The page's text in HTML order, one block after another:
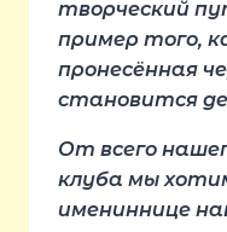
творческий
пример того,
пронесённая
становится
От всего
клуба мы
имениннице